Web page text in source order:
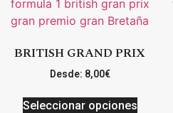
BRITISH GRAND PRIX
Desde: 8,00€
Seleccionar opciones